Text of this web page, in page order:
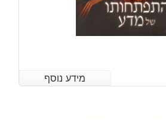
מידע נוסף
מידע נוסף